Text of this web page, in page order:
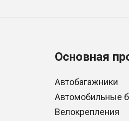
Основная
Автобагажники
Автомобильные
Велокрепления